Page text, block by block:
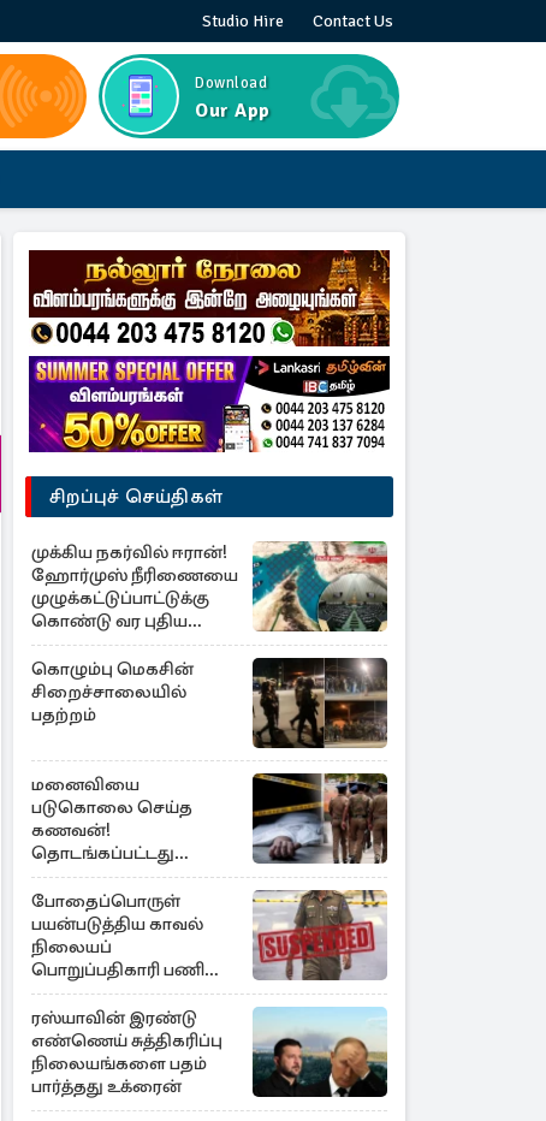
Studio Hire Contact Us
Download
Our App
சிறப்புச் செய்திகள்
முக்கிய நகர்வில் ஈரான்!
ஹோர்முஸ் நீரிணையை
முழுக்கட்டுப்பாட்டுக்கு
கொண்டு வர புதிய
சட்டமூலம்
கொழும்பு மெகசின்
சிறைச்சாலையில்
பதற்றம்
மனைவியை
படுகொலை செய்த
கணவன்!
தொடங்கப்பட்டது
விசாரணை
போதைப்பொருள்
பயன்படுத்திய காவல்
நிலையப்
பொறுப்பதிகாரி பணி
இடைநீக்கம்
ரஸ்யாவின் இரண்டு
எண்ணெய் சுத்திகரிப்பு
நிலையங்களை பதம்
பார்த்தது உக்ரைன்